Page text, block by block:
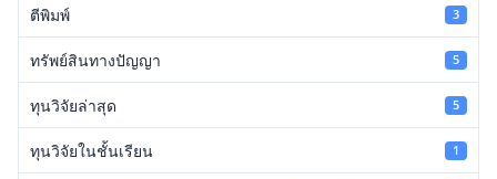
ตีพิมพ์ 3
ทรัพย์สินทางปัญญา 5
ทุนวิจัยล่าสุด 5
ทุนวิจัยในชั้นเรียน 1